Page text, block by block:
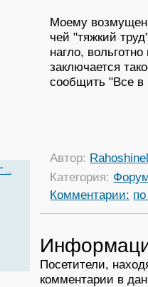
...
Моему
чей "тяжкий
нагло,
заключается
сообщить "Все
Автор:
Категория:
Комментарии:
Посетители,
комментарии в